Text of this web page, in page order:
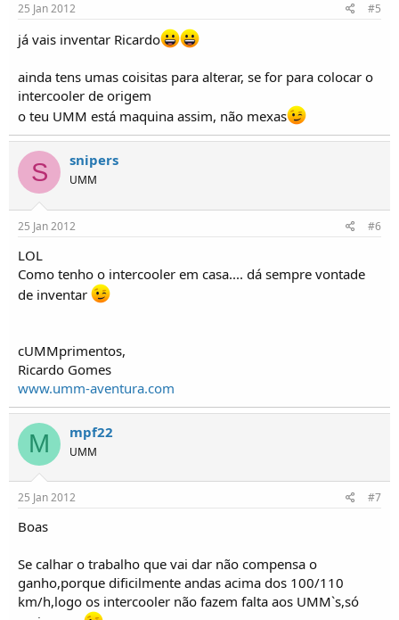
25 Jan 2012 #5
já vais inventar Ricardo
ainda tens umas coisitas para alterar, se for para colocar o
intercooler de origem
o teu UMM está maquina assim, não mexas
S snipers
UMM
25 Jan 2012 #6
LOL
Como tenho o intercooler em casa.... dá sempre vontade
de inventar
cUMMprimentos,
Ricardo Gomes
www.umm-aventura.com
M mpf22
UMM
25 Jan 2012 #7
Boas
Se calhar o trabalho que vai dar não compensa o
ganho,porque dificilmente andas acima dos 100/110
km/h,logo os intercooler não fazem falta aos UMM`s,só